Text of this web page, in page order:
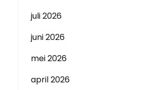
juli 2026
juni 2026
mei 2026
april 2026